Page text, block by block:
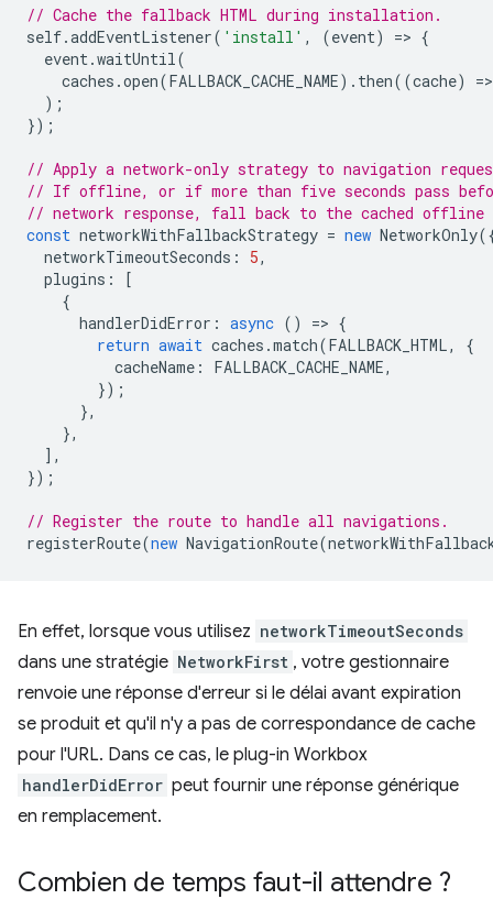
// Cache the fallback HTML during installation.
self.addEventListener( 'install' , (event) => {
event.waitUntil(
caches .open(FALLBACK_CACHE_NAME). then((cache) =>
);
});
// Apply a network-only strategy to navigation
// If offline, or if more than five seconds pass
// network response, fall back to the cached offline
const networkWithFallbackStrategy = new NetworkOnly
networkTimeoutSeconds : 5,
plugins :
[
{
handlerDidError : async () => {
return await caches .match(FALLBACK_HTML,
{
cacheName : FALLBACK_CACHE_NAME,
});
},
},
],
});
// Register the route to handle all navigations.
registerRoute(new NavigationRoute(
En effet, lorsque vous utilisez networkTimeoutSeconds
dans une stratégie NetworkFirst , votre gestionnaire
renvoie une réponse d'erreur si le délai avant expiration
se produit et qu'il n'y a pas de correspondance de cache
pour l'URL. Dans ce cas, le plug-in Workbox
handlerDidError peut fournir une réponse générique
en remplacement.
Combien de temps faut-il attendre ?